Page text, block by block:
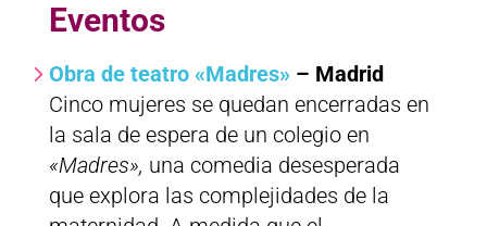
Eventos
Obra de teatro «Madres» – Madrid
Cinco mujeres se quedan encerradas en
la sala de espera de un colegio en
«Madres», una comedia desesperada
que explora las complejidades de la